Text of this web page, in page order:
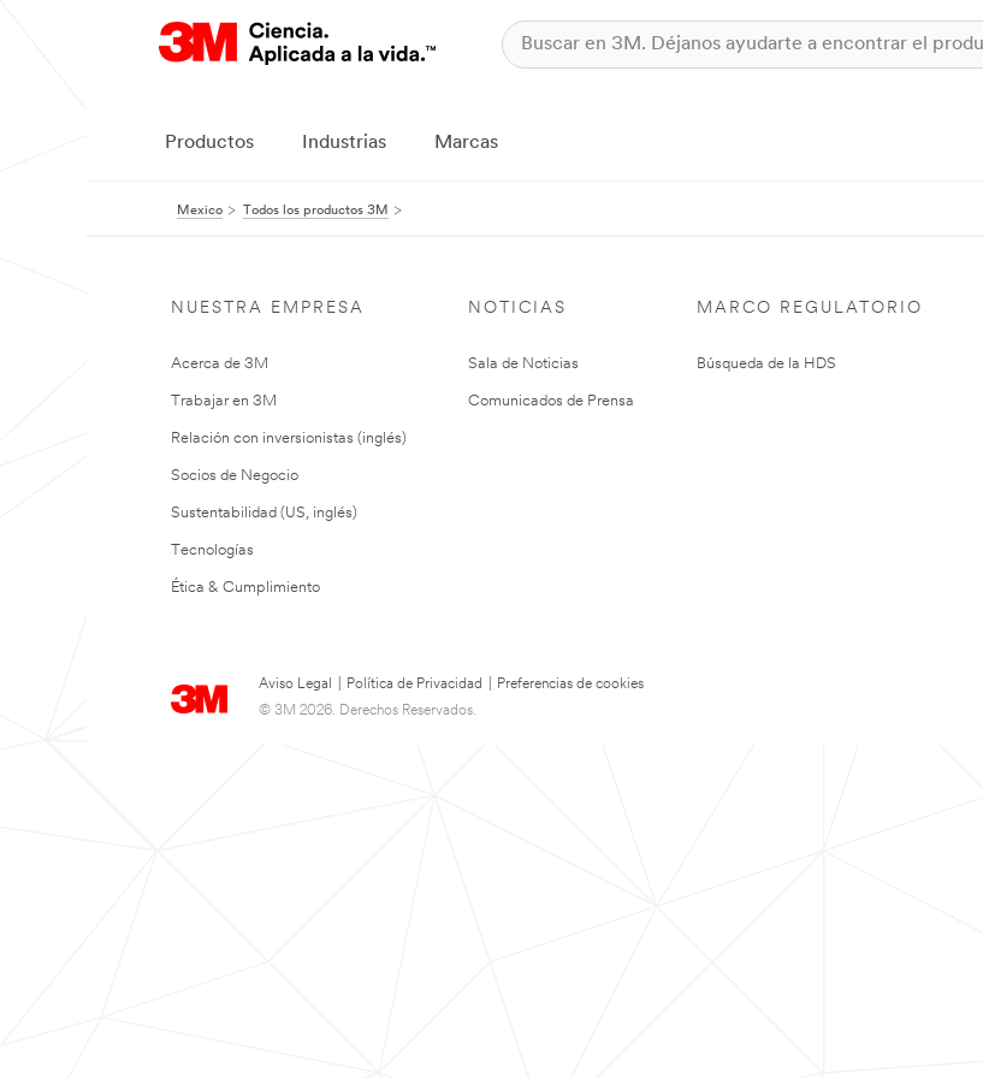
Productos Industrias Marcas
Mexico Todos los productos 3M
NUESTRA EMPRESA
Acerca de 3M
Trabajar en 3M
Relación con inversionistas (inglés)
Socios de Negocio
Sustentabilidad (US, inglés)
Tecnologías
Ética & Cumplimiento
NOTICIAS
Sala de Noticias
Comunicados de Prensa
MARCO REGULATORIO
Búsqueda de la HDS
Aviso Legal Política de Privacidad
Preferencias de cookies
© 3M 2026. Derechos Reservados.